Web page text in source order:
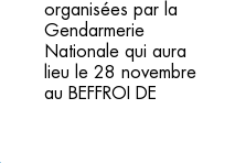
organisées par la
Gendarmerie
Nationale qui aura
lieu le 28 novembre
au BEFFROI DE